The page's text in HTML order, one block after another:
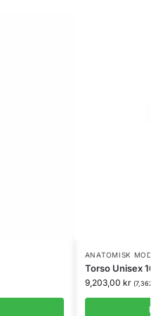
ANATOMISK
Torso Unisex
9,203,00 kr (